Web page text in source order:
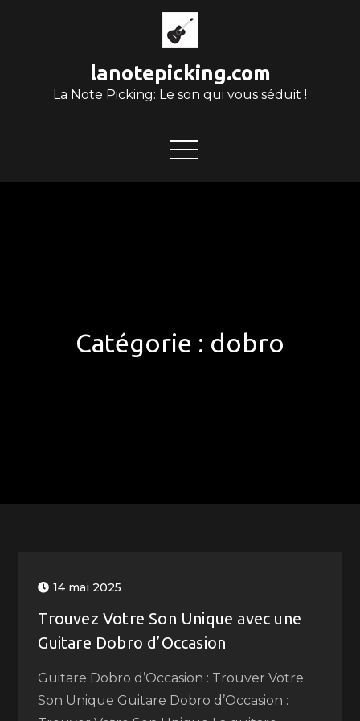
lanotepicking.com
La Note Picking: Le son qui vous séduit !
Catégorie : dobro
14 mai 2025
Trouvez Votre Son Unique avec une
Guitare Dobro d’Occasion
Guitare Dobro d’Occasion : Trouver Votre
Son Unique Guitare Dobro d’Occasion :